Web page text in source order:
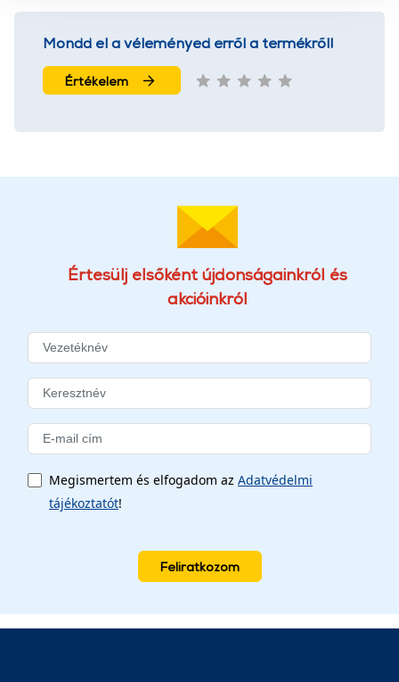
használatával Ön elfogadja a cookie-k használatát.
További információk:ÁSZFés Adatvédelem
Mondd el a véleményed erről a termékről!
Értékelem
Értesülj elsőként újdonságainkról és
akcióinkról
Megismertem és elfogadom az Adatvédelmi
tájékoztatót!
Feliratkozom